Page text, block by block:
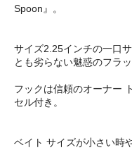
Spoon』。
サイズ2.25インチの一口
とも劣らない魅惑のフラ
フックは信頼のオーナー
セル付き。
ベイト サイズが小さい時